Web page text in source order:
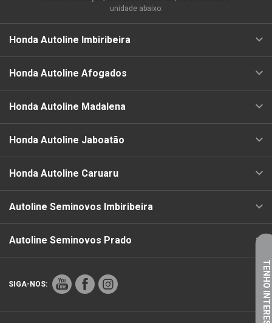
unidade abaixo:
Honda Autoline Imbiribeira
Honda Autoline Afogados
Honda Autoline Madalena
Honda Autoline Jaboatão
Honda Autoline Caruaru
Autoline Seminovos Imbiribeira
Autoline Seminovos Prado
SIGA-NOS: TENHO INTERESSE